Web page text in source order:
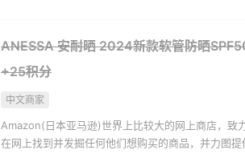
ANESSA 安耐晒 2024新款软管防晒
+25积分
中文商家
Amazon(日本亚马逊)世界上比较大的网上商店，致
在网上找到并发掘任何他们想购买的商品，并力图
Ganni、Acne、西太后等
Macy's：美妆10日闪促精选
低至5折 8/7更新